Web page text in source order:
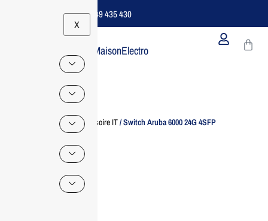
Support B2B Dédié | 06 49 435 430
X
MaisonElectro
Home/ Accessoire IT/ Switch Aruba 6000 24G 4SFP